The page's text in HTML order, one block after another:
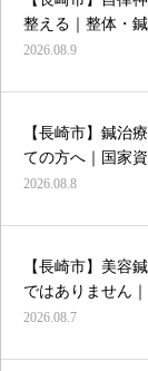
整える｜整体・
2026.08.9
【長崎市】鍼治
ての方へ｜国家
2026.08.8
【長崎市】美容
ではありません
2026.08.7